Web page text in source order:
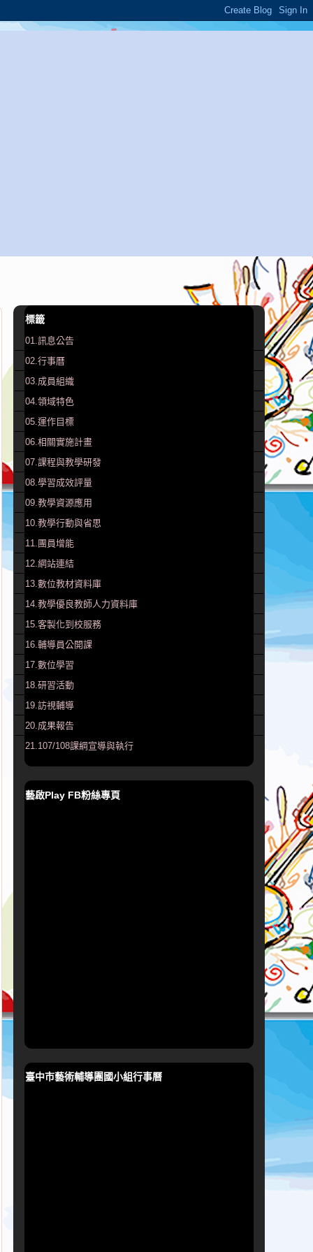
標籤
01.訊息公告
02.行事曆
03.成員組織
04.領域特色
05.運作目標
06.相關實施計畫
07.課程與教學研發
08.學習成效評量
09.教學資源應用
10.教學行動與省思
11.團員增能
12.網站連結
13.數位教材資料庫
14.教學優良教師人力資料庫
15.客製化到校服務
16.輔導員公開課
17.數位學習
18.研習活動
19.訪視輔導
20.成果報告
21.107/108課綱宣導與執行
藝啟Play FB粉絲專頁
臺中市藝術輔導團國小組行事曆